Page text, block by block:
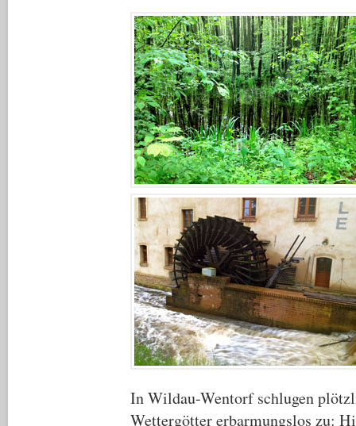
In Wildau-Wentorf schlugen
Wettergötter erbarmungslos zu: